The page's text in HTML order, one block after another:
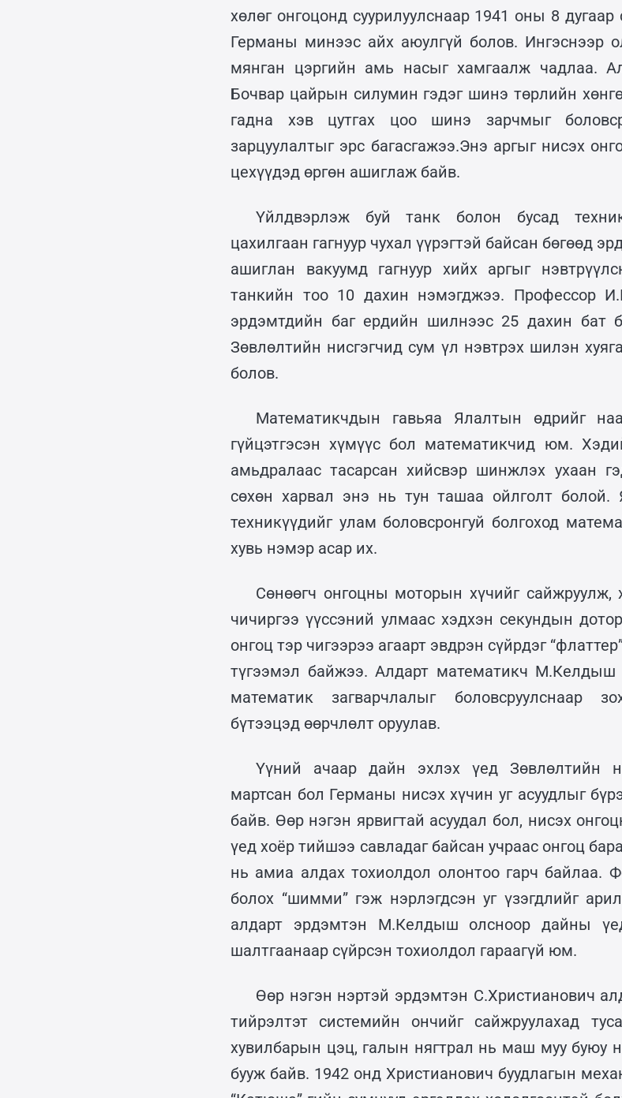
хөлөг онгоцонд суурилуулснаар 1941 оны 8
Германы минээс айх аюулгүй болов. Ингэснээр
мянган цэргийн амь насыг хамгаалж чадлаа.
Бочвар цайрын силумин гэдэг шинэ төрлийн
гадна хэв цутгах цоо шинэ зарчмыг
зарцуулалтыг эрс багасгажээ.Энэ аргыг нисэх
цехүүдэд өргөн ашиглаж байв.
Үйлдвэрлэж буй танк болон бусад
цахилгаан гагнуур чухал үүрэгтэй байсан бөгөөд
ашиглан вакуумд гагнуур хийх аргыг
танкийн тоо 10 дахин нэмэгджээ. Профессор
эрдэмтдийн баг ердийн шилнээс 25 дахин бат
Зөвлөлтийн нисгэгчид сум үл нэвтрэх шилэн
болов.
Математикчдын гавьяа Ялалтын өдрийг
гүйцэтгэсэн хүмүүс бол математикчид юм.
амьдралаас тасарсан хийсвэр шинжлэх ухаан
сөхөн харвал энэ нь тун ташаа ойлголт
техникүүдийг улам боловсронгуй болгоход
хувь нэмэр асар их.
Сөнөөгч онгоцны моторын хүчийг сайжруулж,
чичиргээ үүссэний улмаас хэдхэн секундын
онгоц тэр чигээрээ агаарт эвдрэн сүйрдэг
түгээмэл байжээ. Алдарт математикч М.Келдыш
математик загварчлалыг боловсруулснаар
бүтээцэд өөрчлөлт оруулав.
Үүний ачаар дайн эхлэх үед Зөвлөлтийн
мартсан бол Германы нисэх хүчин уг асуудлыг
байв. Өөр нэгэн ярвигтай асуудал бол, нисэх
үед хоёр тийшээ савладаг байсан учраас онгоц
нь амиа алдах тохиолдол олонтоо гарч байлаа.
болох “шимми” гэж нэрлэгдсэн уг үзэгдлийг
алдарт эрдэмтэн М.Келдыш олсноор дайны
шалтгаанаар сүйрсэн тохиолдол гараагүй юм.
Өөр нэгэн нэртэй эрдэмтэн С.Христианович
тийрэлтэт системийн ончийг сайжруулахад
хувилбарын цэц, галын нягтрал нь маш муу буюу
бууж байв. 1942 онд Христианович буудлагын